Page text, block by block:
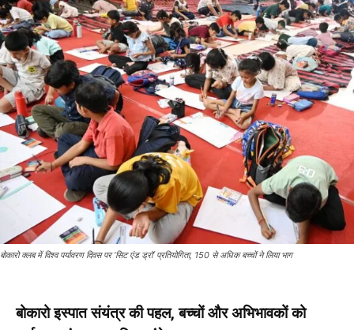
बोकारो क्लब में विश्व पर्यावरण दिवस पर ‘सिट एंड ड्रॉ’ प्रतियोगिता, 150 से अधिक बच्चों ने लिया भाग
बोकारो इस्पात संयंत्र की पहल, बच्चों और अभिभावकों को